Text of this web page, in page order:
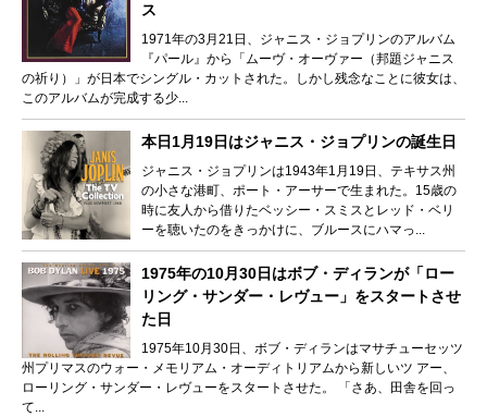
ス
1971年の3月21日、ジャニス・ジョプリンのアルバム
『パール』から「ムーヴ・オーヴァー（邦題ジャニス
の祈り）」が日本でシングル・カットされた。しかし残念なことに彼女は、
このアルバムが完成する少...
本日1月19日はジャニス・ジョプリンの誕生日
ジャニス・ジョプリンは1943年1月19日、テキサス州
の小さな港町、ポート・アーサーで生まれた。15歳の
時に友人から借りたベッシー・スミスとレッド・ベリ
ーを聴いたのをきっかけに、ブルースにハマっ...
1975年の10月30日はボブ・ディランが「ロー
リング・サンダー・レヴュー」をスタートさせ
た日
1975年10月30日、ボブ・ディランはマサチューセッツ
州プリマスのウォー・メモリアム・オーディトリアムから新しいツ アー、
ローリング・サンダー・レヴューをスタートさせた。 「さあ、田舎を回っ
て...